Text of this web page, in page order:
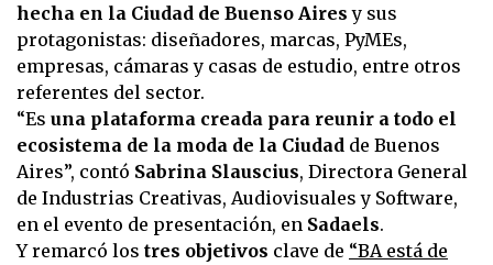
hecha en la Ciudad de Buenso Aires y sus
protagonistas: diseñadores, marcas, PyMEs,
empresas, cámaras y casas de estudio, entre otros
referentes del sector.
“Es una plataforma creada para reunir a todo el
ecosistema de la moda de la Ciudad de Buenos
Aires”, contó Sabrina Slauscius, Directora General
de Industrias Creativas, Audiovisuales y Software,
en el evento de presentación, en Sadaels.
Y remarcó los tres objetivos clave de “BA está de